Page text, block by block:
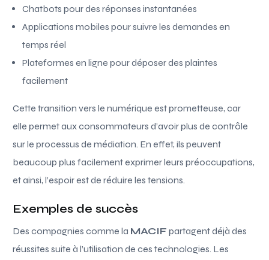
Chatbots pour des réponses instantanées
Applications mobiles pour suivre les demandes en
temps réel
Plateformes en ligne pour déposer des plaintes
facilement
Cette transition vers le numérique est prometteuse, car
elle permet aux consommateurs d’avoir plus de contrôle
sur le processus de médiation. En effet, ils peuvent
beaucoup plus facilement exprimer leurs préoccupations,
et ainsi, l’espoir est de réduire les tensions.
Exemples de succès
Des compagnies comme la MACIF partagent déjà des
réussites suite à l’utilisation de ces technologies. Les